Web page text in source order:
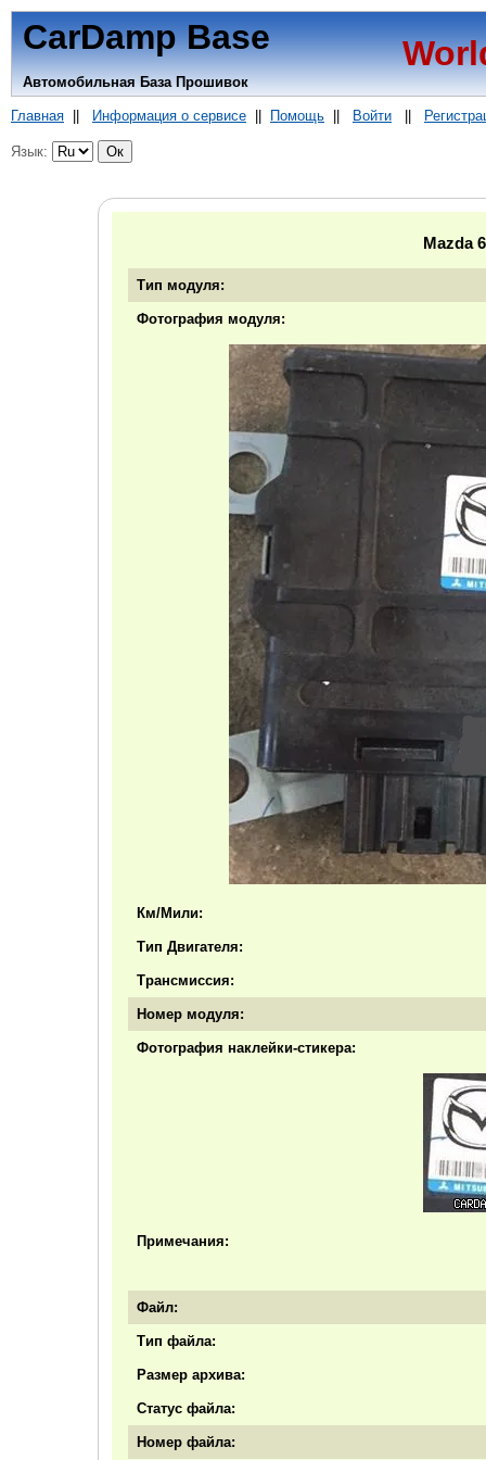
CarDamp Base
Автомобильная База Прошивок
Главная|| Информация о сервисе|| Помощь|| Войти||
Язык:
Mazda
Тип модуля:
Фотография модуля:
Км/Мили:
Тип Двигателя:
Трансмиссия:
Номер модуля:
Фотография наклейки-стикера:
Примечания:
Файл:
Тип файла:
Размер архива:
Статус файла:
Номер файла: